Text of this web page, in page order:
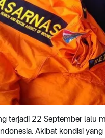
terjadi 22 September lalu
Akibat kondisi